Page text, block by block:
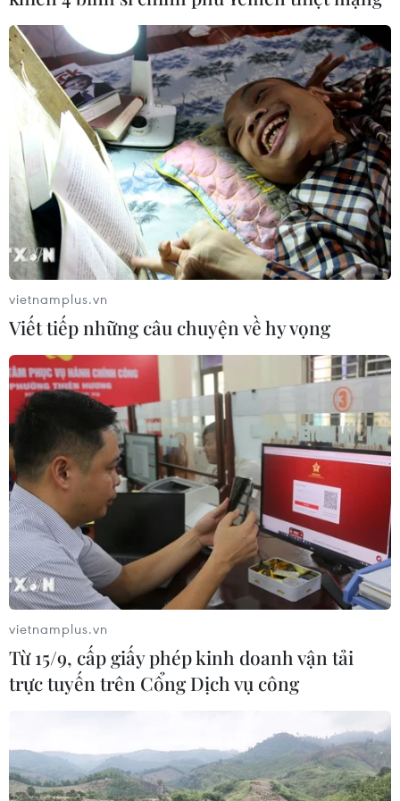
vietnamplus.vn
Viết tiếp những câu chuyện về hy vọng
vietnamplus.vn
Từ 15/9, cấp giấy phép kinh doanh vận tải
trực tuyến trên Cổng Dịch vụ công